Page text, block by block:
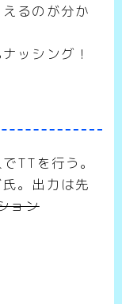
るのが分か
ッシング！
TTを行う。
。出力は先
ョン